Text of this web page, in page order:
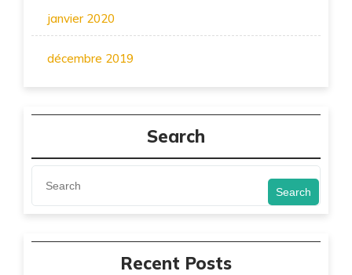
janvier 2020
décembre 2019
Search
Search
Recent Posts